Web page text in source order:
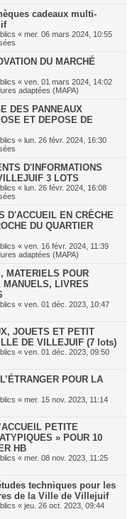
cadeaux multi-
« mer. 06 mars 2024, 10:55
DU MARCHÉ
« ven. 01 mars 2024, 14:02
adaptées (MAPA)
DES PANNEAUX
ET DEPOSE DE
« lun. 26 févr. 2024, 16:30
D'INFORMATIONS
3 LOTS
« lun. 26 févr. 2024, 16:08
D'ACCUEIL EN CRÈCHE
DU QUARTIER
« ven. 16 févr. 2024, 11:39
adaptées (MAPA)
MATERIELS POUR
MANUELS, LIVRES
« ven. 01 déc. 2023, 10:47
JOUETS ET PETIT
DE VILLEJUIF (7 lots)
« ven. 01 déc. 2023, 09:50
POUR LA
« mer. 15 nov. 2023, 11:14
PETITE
» POUR 10
HB
« mer. 08 nov. 2023, 11:25
techniques pour les
de la Ville de Villejuif
« jeu. 26 oct. 2023, 09:44